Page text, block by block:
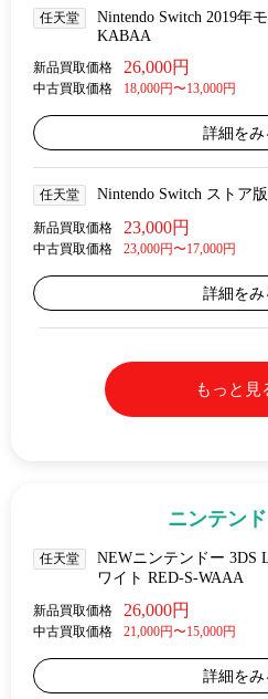
任天堂
Nintendo Switch 2019年
KABAA
新品買取価格 26,000円
中古買取価格 18,000円〜13,000円
詳細をみ
任天堂 Nintendo Switch ストア
新品買取価格 23,000円
中古買取価格 23,000円〜17,000円
詳細をみ
もっと見
ニンテン
任天堂
NEWニンテンドー 3DS
ワイト RED-S-WAAA
新品買取価格 26,000円
中古買取価格 21,000円〜15,000円
詳細をみ